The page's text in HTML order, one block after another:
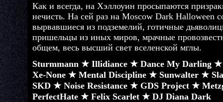
Как и всегда, на Хэллоуин просыпаются
нечисть. На сей раз на Moscow Dark Halloween
вырвавшиеся из подземелий, готичные
пришельцы из иных миров, мрачные
общем, весь высший свет вселенской мглы.
Sturmmann ★ Illidiance ★ Dance My Darling
Xe-None ★ Mental Discipline ★ Sunwalter ★
SKD ★ Noise Resistance ★ GDS Project ★
PerfectHate ★ Felix Scarlet ★ DJ Diana Dark